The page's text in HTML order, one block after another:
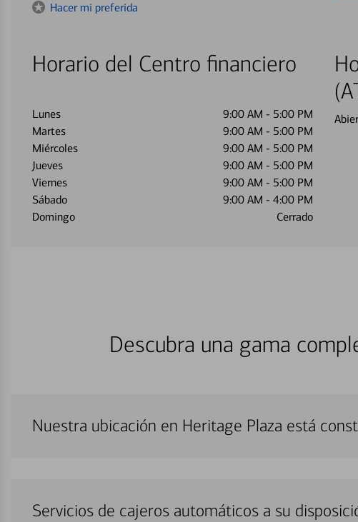
Hacer mi preferida
Horario del Centro financiero
Lunes 9:00 AM - 5:00 PM
Martes
9:00 AM - 5:00 PM
Miércoles
9:00 AM - 5:00 PM
Jueves
9:00 AM - 5:00 PM
Viernes
9:00 AM - 5:00 PM
Sábado
9:00 AM - 4:00 PM
Domingo
Cerrado
Descubra una gama
Nuestra ubicación en Heritage Plaza está
Servicios de cajeros automáticos a su